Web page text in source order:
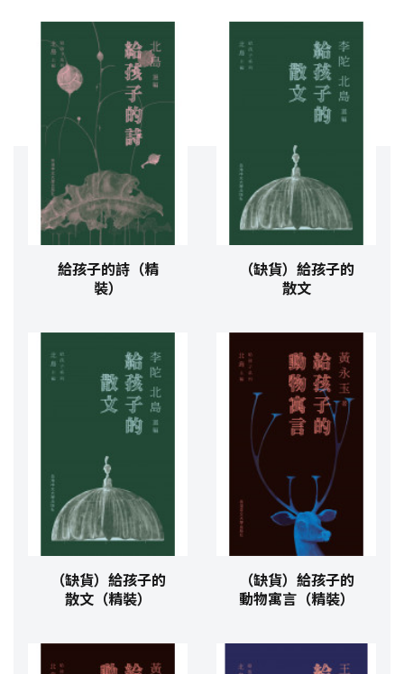
給孩子的詩（精
裝）
（缺貨）給孩子的
散文
（缺貨）給孩子的
散文（精裝）
（缺貨）給孩子的
動物寓言（精裝）